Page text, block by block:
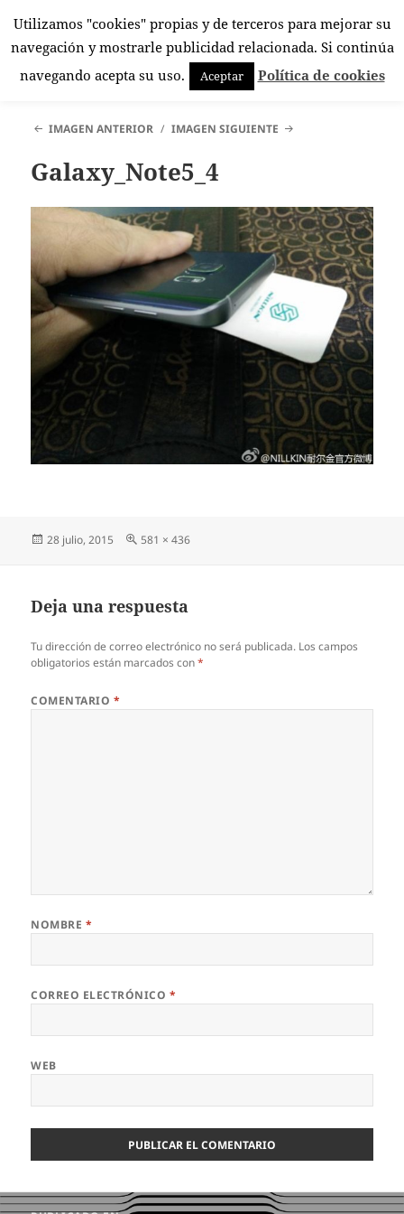
El Rincón Androide
MENÚ
Y
IMAGEN ANTERIOR
IMAGEN SIGUIENTE
Galaxy_Note5_4
Publicado
28 julio, 2015
Tamaño
581 × 436
Deja una respuesta
Tu dirección de correo electrónico no será publicada. Los campos
obligatorios están marcados con*
COMENTARIO *
NOMBRE *
CORREO ELECTRÓNICO *
WEB
Navegación
Utilizamos "cookies" propias y de terceros para mejorar su
navegación y mostrarle publicidad relacionada. Si continúa
navegando acepta su uso.
Aceptar Política de cookies